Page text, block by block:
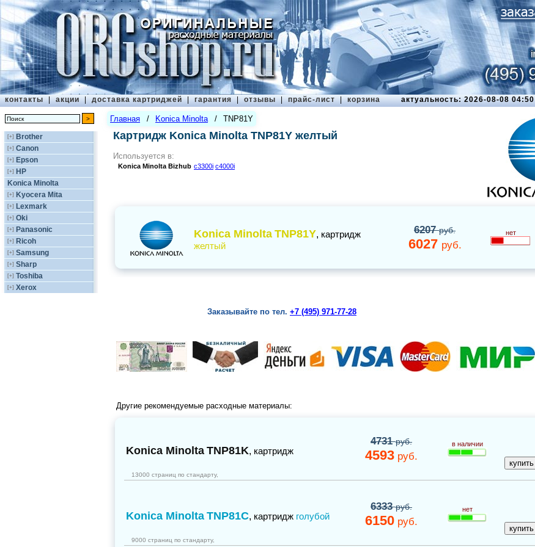
контакты | акции | доставка картриджей | гарантия | отзывы | прайс-лист | корзина актуальность: 2026-08-08 04:50
[+] Brother
[+] Canon
[+] Epson
[+] HP
Konica Minolta
[+] Kyocera Mita
[+] Lexmark
[+] Oki
[+] Panasonic
[+] Ricoh
[+] Samsung
[+] Sharp
[+] Toshiba
[+] Xerox
Главная / Konica Minolta / TNP81Y
Картридж Konica Minolta TNP81Y желтый
Используется в:
Konica Minolta Bizhub c3300i c4000i
Konica Minolta TNP81Y, картридж
желтый
6207руб.
6027 руб.
нет
Заказывайте по тел. +7 (495) 971-77-28
Другие рекомендуемые расходные материалы:
Konica Minolta TNP81K, картридж
4731руб.
4593 руб.
в наличии
13000 страниц по стандарту,
Konica Minolta TNP81C, картридж голубой
6333руб.
6150 руб.
нет
9000 страниц по стандарту,